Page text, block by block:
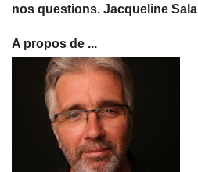
nos questions. Jacqueline Sala
A propos de ...